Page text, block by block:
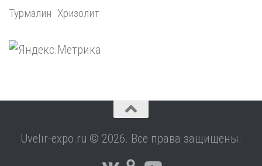
Турмалин Хризолит
Uvelir-expo.ru © 2026. Все права защищены.